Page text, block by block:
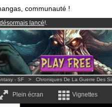
communauté !
lancé!.
de3.95 eurospar mois !Clique ici
BDs & Mangas!
- SF > Chroniques De La Guerre Des
Plein écran Vignettes